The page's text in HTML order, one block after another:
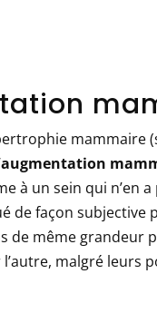
mammaire
augmentation
à un sein qui n’en
de façon subjective
de même grandeur
malgré leurs